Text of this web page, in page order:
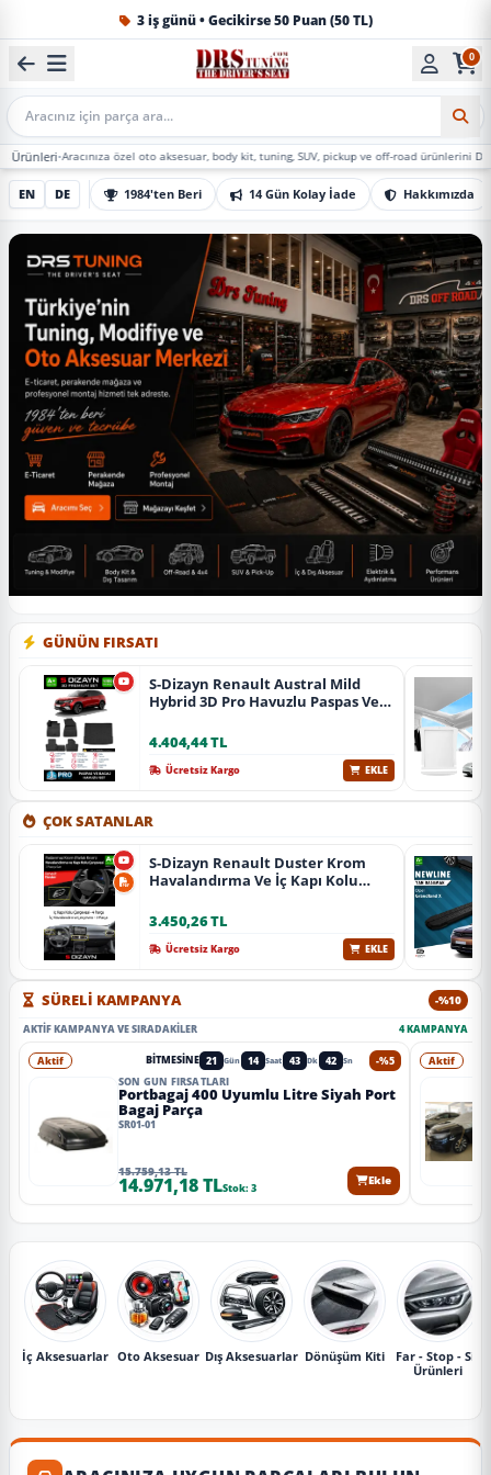
1984'ten beri Türkiye’nin en büyük oto aksesuar ve tuning
0
Mobil Arama
özel oto aksesuar, body kit, tuning, SUV, pickup ve off-road ürünlerini DRS Tuning’de
EN DE 1984'ten Beri 14 Gün Kolay İade Hakkımızda
GÜNÜN FIRSATI
S-Dizayn Renault Austral Mild
Hybrid 3D Pro Havuzlu Paspas Ve
Üzeri A+ Kalite
4.404,44 TL
Ücretsiz Kargo EKLE
ÇOK SATANLAR
S-Dizayn Renault Duster Krom
Havalandırma Ve İç Kapı Kolu
Krom) A+ Kalite
3.450,26 TL
Ücretsiz Kargo EKLE
SÜRELİ KAMPANYA -%10
AKTIF KAMPANYA VE SIRADAKILER 4 KAMPANYA
-%5
Aktif BITMESINE 21 Gün 14 Saat 43 Dk 40 Sn
SON GÜN FIRSATLARI
Portbagaj 400 Uyumlu Litre Siyah Port
Bagaj Parça
SR01-01
15.759,13 TL
14.971,18 TLStok: 3
Ekle
Aktif
İç Aksesuarlar Oto Aksesuar Dış Aksesuarlar Dönüşüm Kiti
Far - Stop - Sis
Ürünleri